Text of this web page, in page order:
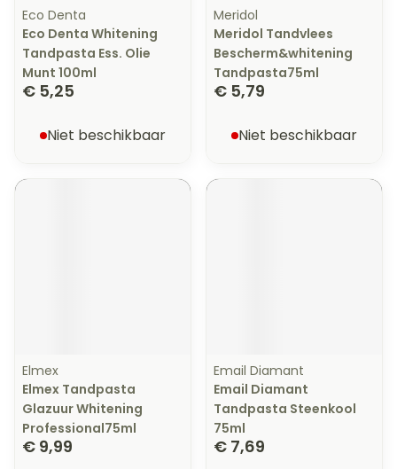
Eco Denta
Eco Denta Whitening
Tandpasta Ess. Olie
Munt 100ml
€ 5,25
Niet beschikbaar
Meridol
Meridol Tandvlees
Bescherm&whitening
Tandpasta75ml
€ 5,79
Niet beschikbaar
Elmex
Elmex Tandpasta
Glazuur Whitening
Professional75ml
€ 9,99
Email Diamant
Email Diamant
Tandpasta Steenkool
75ml
€ 7,69